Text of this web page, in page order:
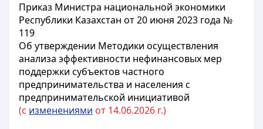
Приказ Министра национальной экономики
Республики Казахстан от 20 июня 2023 года №
119
Об утверждении Методики осуществления
анализа эффективности нефинансовых мер
поддержки субъектов частного
предпринимательства и населения с
предпринимательской инициативой
(с изменениями от 14.06.2026 г.)